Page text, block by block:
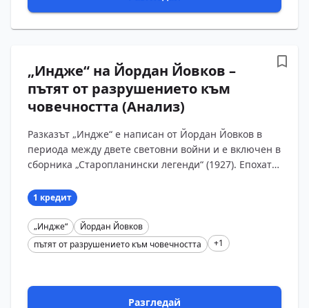
„Индже“ на Йордан Йовков –
пътят от разрушението към
човечността (Анализ)
Разказът „Индже“ е написан от Йордан Йовков в
периода между двете световни войни и е включен в
сборника „Старопланински легенди“ (1927). Епохата
1 кредит
„Индже“
Йордан Йовков
пътят от разрушението към човечността
+1
Разгледай